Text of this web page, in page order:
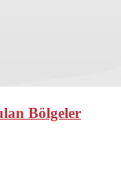
Bölgeler